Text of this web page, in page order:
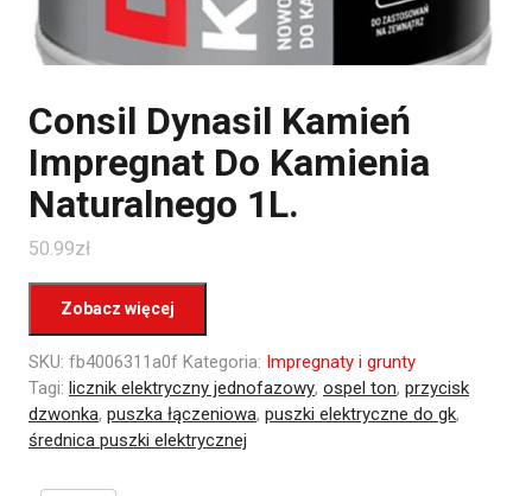
Consil Dynasil Kamień
Impregnat Do Kamienia
Naturalnego 1L.
50.99zł
Zobacz więcej
SKU: fb4006311a0f Kategoria: Impregnaty i grunty
Tagi: licznik elektryczny jednofazowy, ospel ton, przycisk
dzwonka, puszka łączeniowa, puszki elektryczne do gk,
średnica puszki elektrycznej